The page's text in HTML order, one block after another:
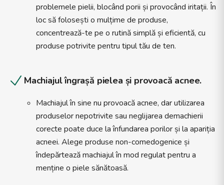
problemele pielii, blocând porii și provocând iritații. În
loc să folosești o mulțime de produse,
concentrează-te pe o rutină simplă și eficientă, cu
produse potrivite pentru tipul tău de ten.
Machiajul îngrașă pielea și provoacă acnee.
Machiajul în sine nu provoacă acnee, dar utilizarea
produselor nepotrivite sau neglijarea demachierii
corecte poate duce la înfundarea porilor și la apariția
acneei. Alege produse non-comedogenice și
îndepărtează machiajul în mod regulat pentru a
menține o piele sănătoasă.